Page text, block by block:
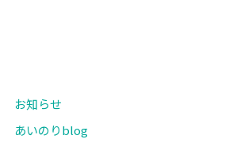
お知らせ
あいのりblog